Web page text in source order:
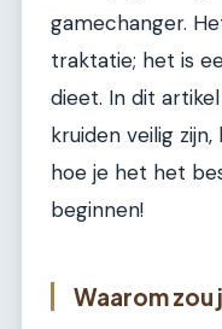
gamechanger.
traktatie; het is
dieet. In dit
kruiden veilig
hoe je het het
beginnen!
Waarom zou